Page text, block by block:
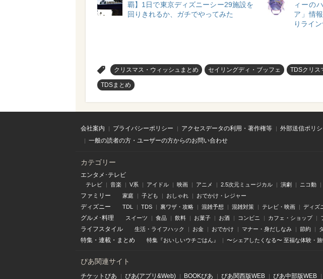
覇】1日で東京ディズニーシー29施設を
回りきれるか、ガチでやってみた
ィーの
ア」情
りライ
クリスマス・ウィッシュまとめ セイリングディ・ブッフェ TDSクリス
TDSまとめ
会社案内 プライバシーポリシー アクセスデータの利用・著作権等 外部送信ポリ
一般の読者の方・ユーザーの方からのお問い合わせ
カテゴリー
エンタメ･テレビ
テレビ 音楽 V系 アイドル 映画 アニメ 2.5次元ミュージカル 演劇 ニコ動
ファミリー 家庭 子ども おしゃれ おでかけ・レジャー
ディズニー TDL TDS 裏ワザ・攻略 混雑予想 混雑対策 テレビ・映画 ディズ
グルメ･料理 スイーツ 食品 飲料 お菓子 お酒 コンビニ カフェ・ショップ
ライフスタイル 生活・ライフハック お金 おでかけ マナー・身だしなみ 節約
特集 ・ 連載 ・ まとめ 特集『おいしいウチごはん』 〜シェアしたくなる〜 至福な体験・
ぴあ関連サイト
チケットぴあ ぴあ(アプリ&Web) BOOKぴあ ぴあ関⻄版WEB ぴあ中部版WEB